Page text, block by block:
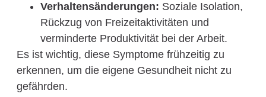
Verhaltensänderungen: Soziale Isolation,
Rückzug von Freizeitaktivitäten und
verminderte Produktivität bei der Arbeit.
Es ist wichtig, diese Symptome frühzeitig zu
erkennen, um die eigene Gesundheit nicht zu
gefährden.